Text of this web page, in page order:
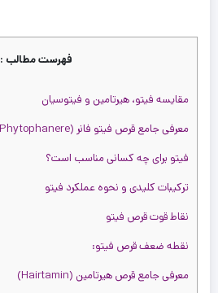
فهرست مطالب :
مقایسه فیتو، هیرتامین و فیتوسیان
معرفی جامع قرص فیتو فانر (Phytophanere)
فیتو برای چه کسانی مناسب است؟
ترکیبات کلیدی و نحوه عملکرد فیتو
نقاط قوت قرص فیتو
نقطه ضعف قرص فیتو:
معرفی جامع قرص هیرتامین (Hairtamin)